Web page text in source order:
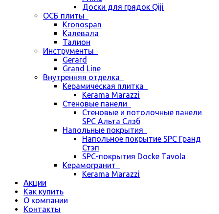
Доски для грядок Qiji
ОСБ плиты
Kronospan
Калевала
Талион
Инструменты
Gerard
Grand Line
Внутренняя отделка
Керамическая плитка
Kerama Marazzi
Стеновые панели
Стеновые и потолочные панели
SPC Альта Слэб
Напольные покрытия
Напольное покрытие SPC Гранд
Стэп
SPC-покрытия Docke Tavola
Керамогранит
Kerama Marazzi
Акции
Как купить
О компании
Контакты